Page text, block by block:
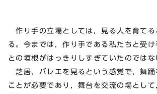
作り手の立場としては，見る人を育てる
る。今までは，作り手である私たちと受
との垣根がはっきりしすぎていたのではな
芝居，バレエを見るという感覚で，舞踊
ことが必要であり，舞台を交流の場とし